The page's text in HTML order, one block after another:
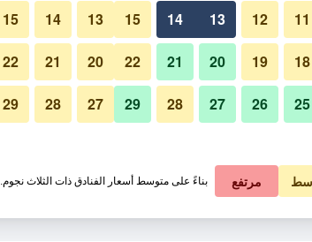
عرض الأسعار
عرض الأسعار
11
12
13
14
15
18
19
20
21
22
25
26
27
28
29
13
14
15
20
21
22
27
28
29
مرتفع بناءً على متوسط أسعار الفنادق ذات الثلاث نجوم.